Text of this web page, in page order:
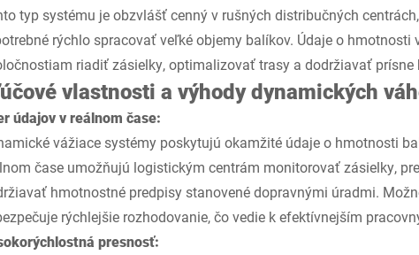
typ systému je obzvlášť cenný v rušných distribučných
rýchlo spracovať veľké objemy balíkov. Údaje o
riadiť zásielky, optimalizovať trasy a dodržiavať prísne
vlastnosti a výhody dynamických
údajov v reálnom čase:
vážiace systémy poskytujú okamžité údaje o hmotnosti
čase umožňujú logistickým centrám monitorovať zásielky,
hmotnostné predpisy stanovené dopravnými úradmi.
rýchlejšie rozhodovanie, čo vedie k efektívnejším
presnosť: